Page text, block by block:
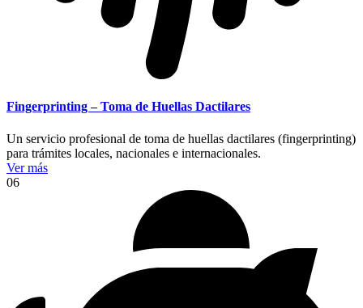
Fingerprinting – Toma de Huellas Dactilares
Un servicio profesional de toma de huellas dactilares (fingerprinting)
para trámites locales, nacionales e internacionales.
Ver más
06